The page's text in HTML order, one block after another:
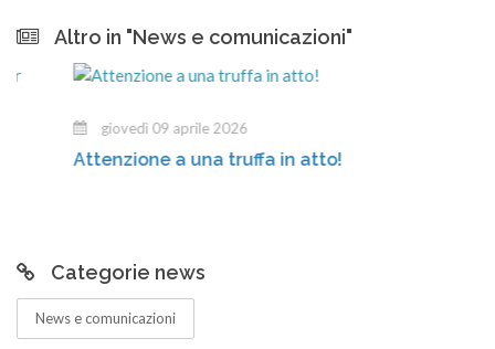
Altro in "News e comunicazioni"
giovedì 09 aprile 2026
Attenzione a una truffa in atto!
Categorie news
News e comunicazioni